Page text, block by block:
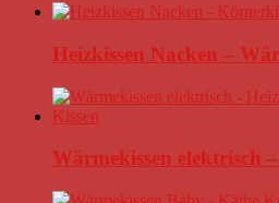
Heizkissen Nacken –
Wärmekissen elektrisch